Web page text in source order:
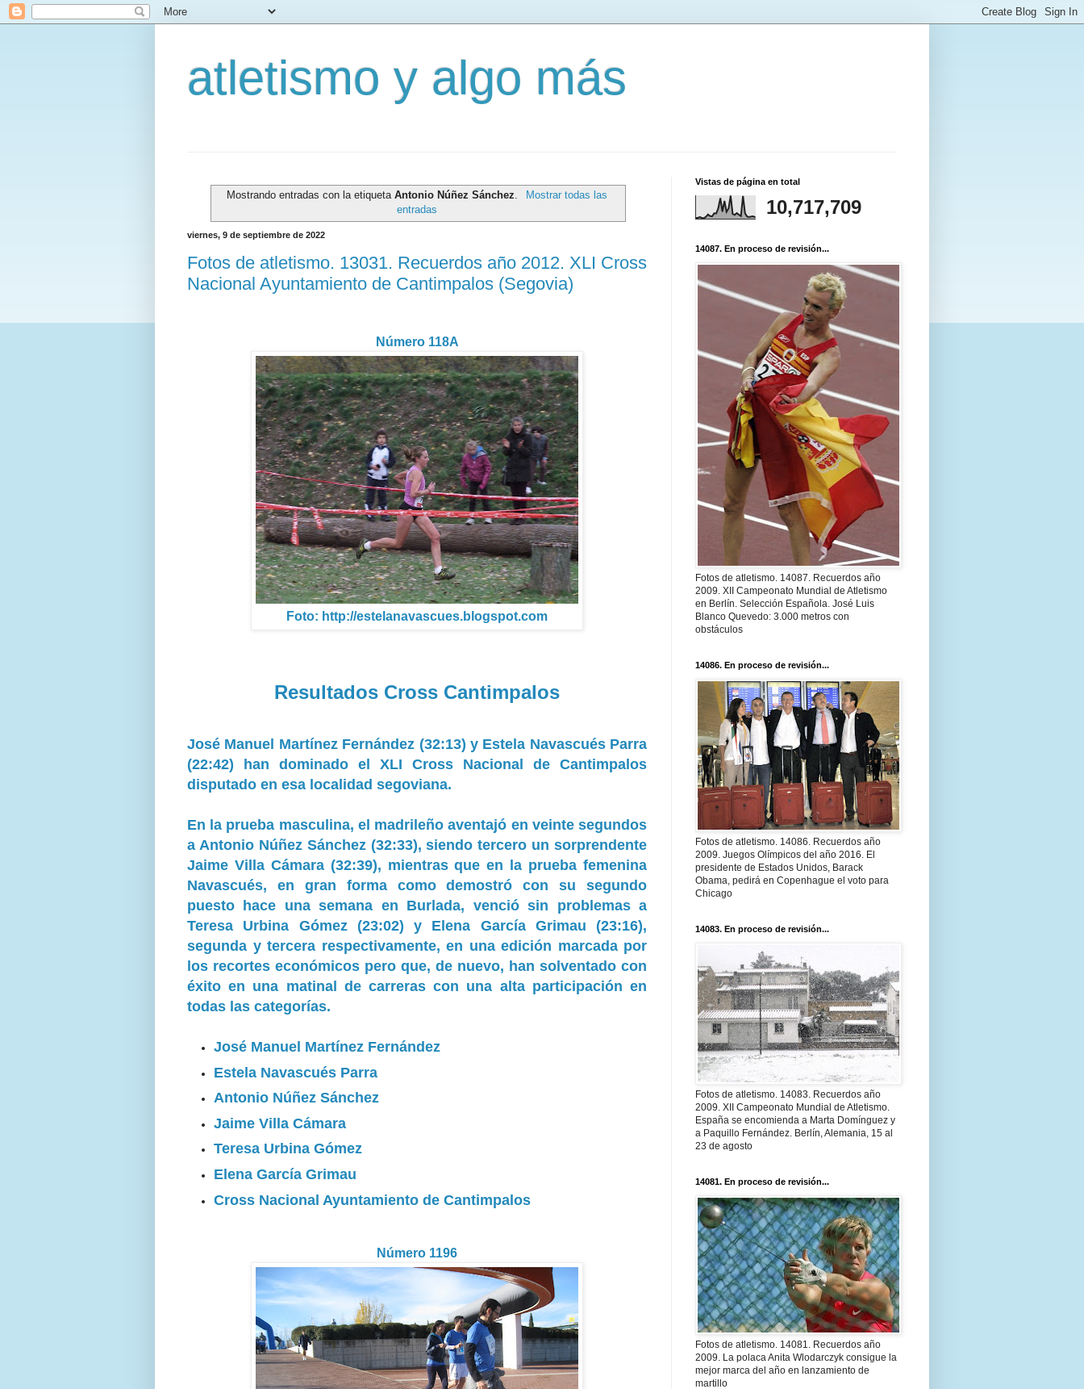
atletismo y algo más
Mostrando entradas con la etiquetaAntonio Núñez Sánchez
Mostrar todas las
entradas
viernes, 9 de septiembre de 2022
Fotos de atletismo. 13031. Recuerdos año 2012. XLI Cross
Nacional Ayuntamiento de Cantimpalos (Segovia)
Número 118A
Foto: http://estelanavascues.blogspot.com
Resultados Cross Cantimpalos
José Manuel Martínez Fernández (32:13) y Estela Navascués Parra
(22:42) han dominado el XLI Cross Nacional de Cantimpalos
disputado en esa localidad segoviana.
En la prueba masculina, el madrileño aventajó en veinte segundos
a Antonio Núñez Sánchez (32:33), siendo tercero un sorprendente
Jaime Villa Cámara (32:39), mientras que en la prueba femenina
Navascués, en gran forma como demostró con su segundo
puesto hace una semana en Burlada, venció sin problemas a
Teresa Urbina Gómez (23:02) y Elena García Grimau (23:16),
segunda y tercera respectivamente, en una edición marcada por
los recortes económicos pero que, de nuevo, han solventado con
éxito en una matinal de carreras con una alta participación en
todas las categorías.
José Manuel Martínez Fernández
Estela Navascués Parra
Antonio Núñez Sánchez
Jaime Villa Cámara
Teresa Urbina Gómez
Elena García Grimau
Cross Nacional Ayuntamiento de Cantimpalos
Número 1196
Vistas de página en total
10,717,709
14087. En proceso de revisión...
Fotos de atletismo. 14087. Recuerdos año
2009. XII Campeonato Mundial de Atletismo
en Berlín. Selección Española. José Luis
Blanco Quevedo: 3.000 metros con
obstáculos
14086. En proceso de revisión...
Fotos de atletismo. 14086. Recuerdos año
2009. Juegos Olímpicos del año 2016. El
presidente de Estados Unidos, Barack
Obama, pedirá en Copenhague el voto para
Chicago
14083. En proceso de revisión...
Fotos de atletismo. 14083. Recuerdos año
2009. XII Campeonato Mundial de Atletismo.
España se encomienda a Marta Domínguez y
a Paquillo Fernández. Berlín, Alemania, 15 al
23 de agosto
14081. En proceso de revisión...
Fotos de atletismo. 14081. Recuerdos año
2009. La polaca Anita Wlodarczyk consigue la
mejor marca del año en lanzamiento de
martillo